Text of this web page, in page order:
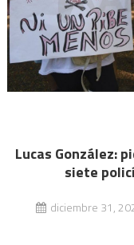
Lucas González:
siete
diciembre 31,